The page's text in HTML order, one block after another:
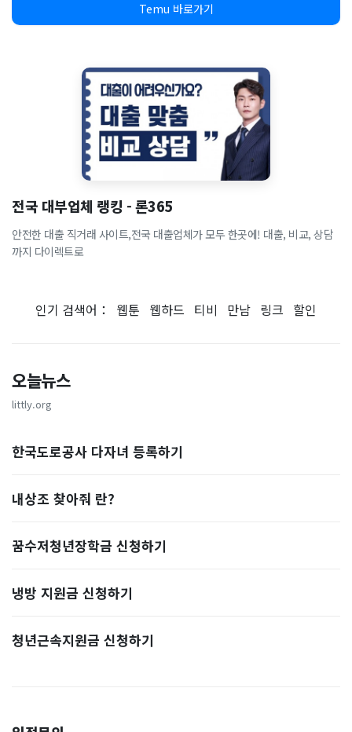
Temu 바로가기
전국 대부업체 랭킹 - 론365
안전한 대출 직거래 사이트,전국 대출업체가 모두 한곳에! 대출, 비교, 상담
까지 다이렉트로
인기 검색어： 웹툰 웹하드 티비 만남 링크 할인
오늘뉴스
littly.org
한국도로공사 다자녀 등록하기
내상조 찾아줘 란?
꿈수저청년장학금 신청하기
냉방 지원금 신청하기
청년근속지원금 신청하기